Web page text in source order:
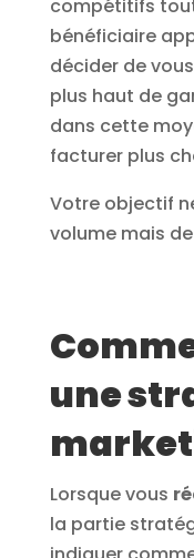
compétitifs
bénéficiaire
décider de
plus haut de
dans cette
facturer plus
Votre objectif
volume mais
une
Lorsque vous
la partie